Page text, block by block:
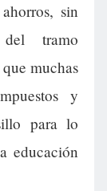
sin
tramo
muchas
y
para lo
educación